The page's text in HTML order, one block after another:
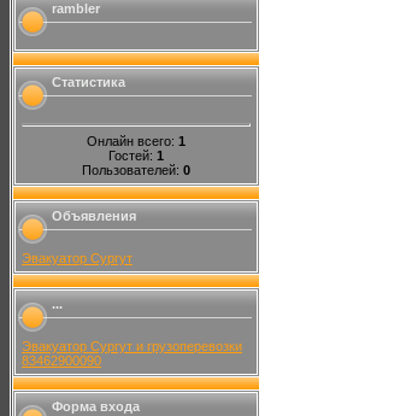
rambler
Статистика
Онлайн всего: 1
Гостей: 1
Пользователей: 0
Объявления
Эвакуатор Сургут
...
Эвакуатор Сургут и грузоперевозки
83462900090
Форма входа